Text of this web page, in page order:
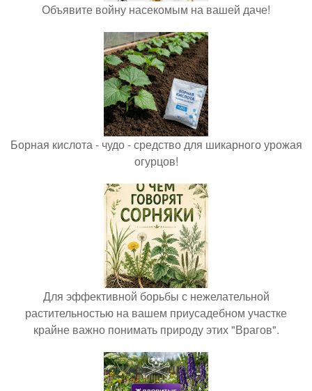
Объявите войну насекомым на вашей даче!
Борная кислота - чудо - средство для шикарного урожая
огурцов!
Для эффективной борьбы с нежелательной
растительностью на вашем приусадебном участке
крайне важно понимать природу этих "Врагов".